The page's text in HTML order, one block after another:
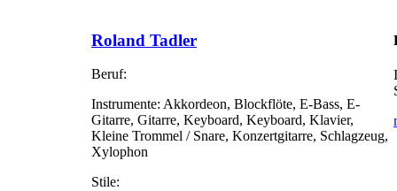
Roland Tadler
Beruf:
Instrumente: Akkordeon, Blockflöte, E-Bass, E-
Gitarre, Gitarre, Keyboard, Keyboard, Klavier,
Kleine Trommel / Snare, Konzertgitarre, Schlagzeug,
Xylophon
Stile: